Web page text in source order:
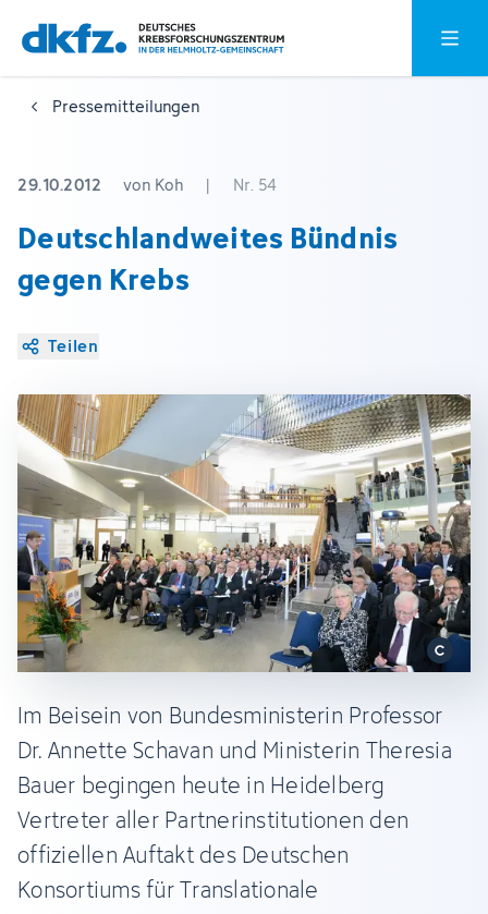
Zum
Hauptinhalt
springen
Zur
Fußzeile
springen
Pressemitteilungen
29.10.2012 von Koh | Nr. 54
Deutschlandweites Bündnis
gegen Krebs
Teilen
Im Beisein von Bundesministerin Professor
Dr. Annette Schavan und Ministerin Theresia
Bauer begingen heute in Heidelberg
Vertreter aller Partnerinstitutionen den
offiziellen Auftakt des Deutschen
Konsortiums für Translationale